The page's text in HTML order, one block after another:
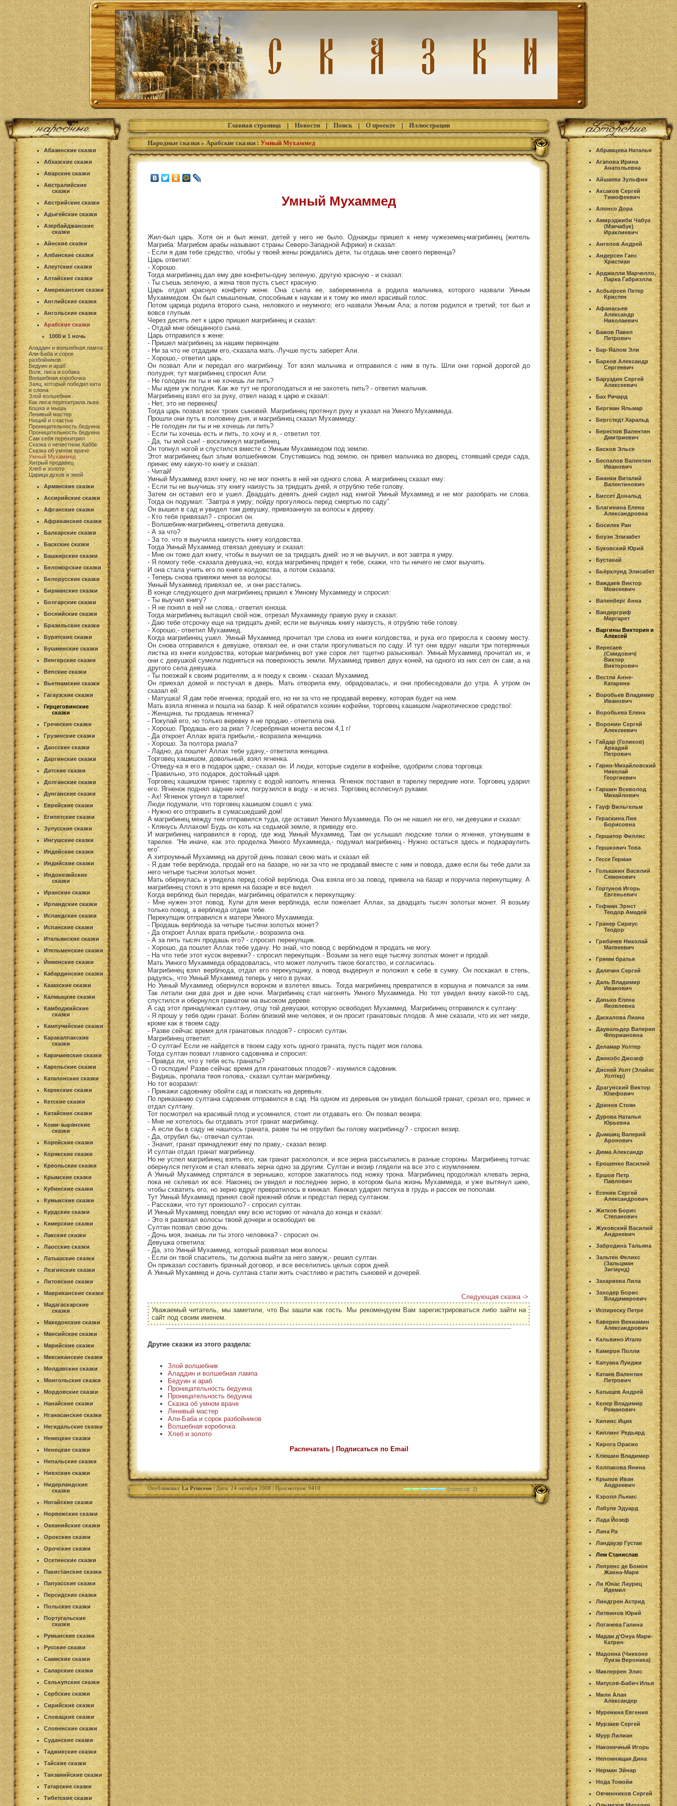
Абазинские сказки
Абхазские сказки
Аварские сказки
Австралийские
сказки
Австрийские сказки
Адыгейские сказки
Азербайджанские
сказки
Айнские сказки
Албанские сказки
Алеутские сказки
Алтайские сказки
Американские сказки
Английские сказки
Ангольские сказки
Арабские сказки
1000 и 1 ночь
Аладдин и волшебная лампа
Али-Баба и сорок
разбойников
Бедуин и араб
Волк, лиса и собака
Волшебная коробочка
Заяц, который победил кита
и слона
Злой волшебник
Как лиса перехитрила льва
Кошка и мышь
Ленивый мастер
Нищий и счастье
Проницательность бедуина
Проницательность бедуина
Сам себя перехитрил
Сказка о нечестном Хаббе
Сказка об умном враче
Умный Мухаммед
Хитрый продавец
Хлеб и золото
Царица духов и змей
Армянские сказки
Ассирийские сказки
Афганские сказки
Африканские сказки
Балкарские сказки
Баскские сказки
Башкирские сказки
Беломорские сказки
Белорусские сказки
Бирманские сказки
Болгарские сказки
Боснийские сказки
Бразильские сказки
Бурятские сказки
Бушменские сказки
Венгерские сказки
Вепские сказки
Вьетнамские сказки
Гагаузские сказки
Герцеговинские
сказки
Греческие сказки
Грузинские сказки
Даосские сказки
Даргинские сказки
Датские сказки
Долганские сказки
Дунганские сказки
Еврейские сказки
Египетские сказки
Зулусские сказки
Ингушские сказки
Индейские сказки
Индийские сказки
Индонезийские
сказки
Иранские сказки
Ирландские сказки
Исландские сказки
Испанские сказки
Итальянские сказки
Ительменские сказки
Йеменские сказки
Кабардинские сказки
Казахские сказки
Калмыцкие сказки
Камбоджийские
сказки
Кампучийские сказки
Каракалпакские
сказки
Карачаевские сказки
Карельские сказки
Каталонские сказки
Керекские сказки
Кетские сказки
Китайские сказки
Коми-зырянские
сказки
Корейские сказки
Корякские сказки
Креольские сказки
Крымские сказки
Кубинские сказки
Кумыкские сказки
Курдские сказки
Кхмерские сказки
Лакские сказки
Лаосские сказки
Латышские сказки
Лезгинские сказки
Литовские сказки
Мавриканские сказки
Мадагаскарские
сказки
Македонские сказки
Мансийские сказки
Марийские сказки
Мексиканские сказки
Молдавские сказки
Монгольские сказки
Мордовские сказки
Нанайские сказки
Нганасанские сказки
Негидальские сказки
Немецкие сказки
Ненецкие сказки
Непальские сказки
Нивхские сказки
Нидерландские
сказки
Ногайские сказки
Норвежские сказки
Океанийские сказки
Орокские сказки
Орочские сказки
Осетинские сказки
Пакистанские сказки
Папуасские сказки
Персидские сказки
Польские сказки
Португальские
сказки
Румынские сказки
Русские сказки
Саамские сказки
Саларские сказки
Селькупские сказки
Сербские сказки
Сирийские сказки
Словацкие сказки
Словенские сказки
Суданские сказки
Таджикские сказки
Тайские сказки
Танзанийские сказки
Татарские сказки
Тибетские сказки
Главная страница| Новости| Поиск| О проекте| Иллюстрации
Народные сказки » Арабские сказки : Умный Мухаммед
Умный Мухаммед
Жил-был царь. Хотя он и был женат, детей у него не было. Однажды пришел к нему чужеземец-магрибинец (житель
Магриба: Магрибом арабы называют страны Северо-Западной Африки) и сказал:
- Если я дам тебе средство, чтобы у твоей жены рождались дети, ты отдашь мне своего первенца?
Царь ответил:
- Хорошо.
Тогда магрибинец дал ему две конфеты-одну зеленую, другую красную - и сказал:
- Ты съешь зеленую, а жена твоя пусть съест красную.
Царь отдал красную конфету жене. Она съела ее, забеременела а родила мальчика, которого назвали Умным
Мухаммедом. Он был смышленым, способным к наукам и к тому же имел красивый голос.
Потом царица родила второго сына, неловкого и неумного; его назвали Умным Ала; а потом родился и третий; тот был и
вовсе глупым.
Через десять лет к царю пришел магрибинец и сказал:
- Отдай мне обещанного сына.
Царь отправился к жене:
- Пришел магрибинец за нашим первенцем.
- Ни за что не отдадим его,-сказала мать.-Лучше пусть заберет Али.
- Хорошо,- ответил царь.
Он позвал Али и передал его магрибинцу. Тот взял мальчика и отправился с ним в путь. Шли они горной дорогой до
полудня; тут магрибинец спросил Али:
- Не голоден ли ты и не хочешь ли пить?
- Мы идем уж полдня. Как же тут не проголодаться и не захотеть пить? - ответил мальчик.
Магрибинец взял его за руку, отвел назад к царю и сказал:
- Нет, это не первенец!
Тогда царь позвал всех троих сыновей. Магрибинец протянул руку и указал на Умного Мухаммеда.
Прошли они путь в половину дня, и магрибинец сказал Мухаммеду:
- Не голоден ли ты и не хочешь ли пить?
- Если ты хочешь есть и пить, то хочу и я, - ответил тот.
- Да, ты мой сын! - воскликнул магрибинец.
Он топнул ногой и спустился вместе с Умным Мухаммедом под землю.
Этот магрибинец был злым волшебником. Спустившись под землю, он привел мальчика во дворец, стоявший среди сада,
принес ему какую-то книгу и сказал:
- Читай!
Умный Мухаммед взял книгу, но не мог понять в ней ни одного слова. А магрибинец сказал ему:
- Если ты не выучишь эту книгу наизусть за тридцать дней, я отрублю тебе голову.
Затем он оставил его и ушел. Двадцать девять дней сидел над книгой Умный Мухаммед и не мог разобрать ни слова.
Тогда он подумал: “Завтра я умру; пойду прогуляюсь перед смертью по саду”.
Он вышел в сад и увидел там девушку, привязанную за волосы к дереву.
- Кто тебя привязал? - спросил он.
- Волшебник-магрибинец,-ответила девушка.
- А за что?
- За то. что я выучила наизусть книгу колдовства.
Тогда Умный Мухаммед отвязал девушку и сказал:
- Мне он тоже дал книгу, чтобы я выучил ее за тридцать дней: но я не выучил, и вот завтра я умру.
- Я помогу тебе.-сказала девушка,-но, когда магрибинец придет к тебе, скажи, что ты ничего не смог выучить.
И она стала учить его по книге колдовства, а потом сказала:
- Теперь снова привяжи меня за волосы.
Умный Мухаммед привязал ее, .и они расстались.
В конце следующего дня магрибинец пришел к Умному Мухаммеду и спросил:
- Ты выучил книгу?
- Я не понял в ней ни слова,- ответил юноша.
Тогда магрибинец вытащил свой нож, отрезал Мухаммеду правую руку и сказал:
- Даю тебе отсрочку еще на тридцать дней; если не выучишь книгу наизусть, я отрублю тебе голову.
- Хорошо,- ответил Мухаммед.
Когда магрибинец ушел. Умный Мухаммед прочитал три слова из книги колдовства, и рука его приросла к своему месту.
Он снова отправился к девушке, отвязал ее, и они стали прогуливаться по саду. И тут они вдруг нашли три потерянных
листка из книги колдовства, которые магрибинец вот уже сорок лет тщетно разыскивал. Умный Мухаммед прочитал их, и
они с девушкой сумели подняться на поверхность земли. Мухаммед привел двух коней, на одного из них сел он сам, а на
другого села девушка.
- Ты поезжай к своим родителям, а я поеду к своим.- сказал Мухаммед.
Он приехал домой и постучал в дверь. Мать отворила ему, обрадовалась, и они пробеседовали до утра. А утром он
сказал ей:
- Матушка! Я дам тебе ягненка; продай его, но ни за что не продавай веревку, которая будет на нем.
Мать взяла ягненка и пошла на базар. К ней обратился хозяин кофейни, торговец хашишом /наркотическое средство/:
- Женщина, ты продаешь ягненка?
- Покупай его, но только веревку я не продаю,- ответила она.
- Хорошо. Продашь его за риал ? /серебряная монета весом 4,1 г/
- Да откроет Аллах врата прибыли,- возразила женщина.
- Хорошо. За полтора риала?
- Ладно, да пошлет Аллах тебе удачу,- ответила женщина.
Торговец хашишом, довольный, взял ягненка.
- Отведу-ка я его в подарок царю,- сказал он. И люди, которые сидели в кофейне, одобрили слова торговца:
- Правильно, это подарок, достойный царя.
Торговец хашишом принес тарелку с водой напоить ягненка. Ягненок поставил в тарелку передние ноги. Торговец ударил
его. Ягненок поднял задние ноги, погрузился в воду - и исчез. Торговец всплеснул руками:
- Ах! Ягненок утонул в тарелке!
Люди подумали, что торговец хашишом сошел с ума:
- Нужно его отправить в сумасшедший дом!
А магрибинец между тем отправился туда, где оставил Умного Мухаммеда. По он не нашел ни его, ни девушки и сказал:
- Клянусь Аллахом! Будь он хоть на седьмой земле, я приведу его.
И магрибинец направился в город, где жид Умный Мухаммед. Там он услышал людские толки о ягненке, утонувшем в
тарелке. “Не иначе, как это проделка Умного Мухаммеда,- подумал магрибинец.- Нужно остаться здесь и подкараулить
его”.
А хитроумный Мухаммед на другой день позвал свою мать и сказал ей:
- Я дам тебе верблюда, продай его на базаре, но ни за что не продавай вместе с ним и повода, даже если бы тебе дали за
него четыре тысячи золотых монет.
Мать обернулась и увидела перед собой верблюда. Она взяла его за повод, привела на базар и поручила перекупщику. А
магрибинец стоял в это время на базаре и все видел.
Когда верблюд был передан, магрибинец обратился к перекупщику:
- Мне нужен этот повод. Купи для меня верблюда, если пожелает Аллах, за двадцать тысяч золотых монет. Я возьму
только повод, а верблюда отдам тебе.
Перекупщик отправился к матери Умного Мухаммеда:
- Продашь верблюда за четыре тысячи золотых монет?
- Да откроет Аллах врата прибыли,- возразила она.
- А за пять тысяч продашь его? - спросил перекупщик.
- Хорошо, да пошлет Аллах тебе удачу. Но знай, что повод с верблюдом я продать не могу.
- На что тебе этот кусок веревки? - спросил перекупщик.- Возьми за него еще тысячу золотых монет и продай.
Мать Умного Мухаммеда обрадовалась, что может получить такое богатство, и согласилась.
Магрибинец взял верблюда, отдал его перекупщику, а повод выдернул и положил к себе в сумку. Он поскакал в степь,
радуясь, что Умный Мухаммед теперь у него в руках.
Но Умный Мухаммед обернулся вороном и взлетел ввысь. Тогда магрибинец превратился в коршуна и помчался за ним.
Так летали они два дня и две ночи. Магрибинец стал нагонять Умного Мухаммеда. Но тот увидел внизу какой-то сад,
спустился и обернулся гранатом на высоком дереве.
А сад этот принадлежал султану, отцу той девушки, которую освободил Мухаммед. Магрибинец отправился к султану:
- Я прошу у тебя один гранат. Болен близкий мне человек, и он просит гранатовых плодов. А мне сказали, что их нет нигде,
кроме как в твоем саду.
- Разве сейчас время для гранатовых плодов? - спросил султан.
Магрибинец ответил:
- О султан! Если не найдется в твоем саду хоть одного граната, пусть падет моя голова.
Тогда султан позвал главного садовника и спросил:
- Правда ли, что у тебя есть гранаты?
- О господин! Разве сейчас время для гранатовых плодов? - изумился садовник.
- Видишь, пропала твоя голова,- сказал султан магрибинцу.
Но тот возразил:
- Прикажи садовнику обойти сад и поискать на деревьях.
По приказанию султана садовник отправился в сад. На одном из деревьев он увидел большой гранат, срезал его, принес и
отдал султану.
Тот посмотрел на красивый плод и усомнился, стоит ли отдавать его. Он позвал везира:
- Мне не хотелось бы отдавать этот гранат магрибинцу.
- А если бы в саду не нашлось граната, разве ты не отрубил бы голову магрибинцу? - спросил везир.
- Да, отрубил бы,- отвечал султан.
- Значит, гранат принадлежит ему по праву,- сказал везир.
И султан отдал гранат магрибинцу.
Но не успел магрибинец взять его, как гранат раскололся, и все зерна рассыпались в разные стороны. Магрибинец тотчас
обернулся петухом и стал клевать зерна одно за другим. Султан и везир глядели на все это с изумлением.
А Умный Мухаммед спрятался в зернышко, которое закатилось под ножку трона. Магрибинец продолжал клевать зерна,
пока не склевал их все. Наконец он увидел и последнее зерно, в котором была жизнь Мухаммеда, и уже вытянул шею,
чтобы схватить его, но зерно вдруг превратилось в кинжал. Кинжал ударил петуха в грудь и рассек ее пополам.
Тут Умный Мухаммед принял свой прежний облик и предстал перед султаном.
- Расскажи, что тут произошло? - спросил султан.
И Умный Мухаммед поведал ему всю историю от начала до конца и сказал:
- Это я развязал волосы твоей дочери и освободил ее.
Султан позвал свою дочь.
- Дочь моя, знаешь ли ты этого человека? - спросил он.
Девушка ответила:
- Да, это Умный Мухаммед, который развязал мои волосы.
- Если он твой спаситель, ты должна выйти за него замуж,- решил султан.
Он приказал составить брачный договор, и все веселились целых сорок дней.
А Умный Мухаммед и дочь султана стали жить счастливо и растить сыновей и дочерей.
Следующая сказка ->
Уважаемый читатель, мы заметили, что Вы зашли как гость. Мы рекомендуем Вам зарегистрироваться либо зайти на
сайт под своим именем.
Другие сказки из этого раздела:
Злой волшебник
Аладдин и волшебная лампа
Бедуин и араб
Проницательность бедуина
Проницательность бедуина
Сказка об умном враче
Ленивый мастер
Али-Баба и сорок разбойников
Волшебная коробочка
Хлеб и золото
Распечатать | Подписаться по Email
Опубликовал:La Princesse| Дата: 24 октября 2008 | Просмотров: 9410 (голосов: 2)
Абрамцева Наталья
Агапова Ирина
Анатольевна
Айшаева Зульфия
Аксаков Сергей
Тимофеевич
Алонсо Дора
Амирэджиби Чабуа
(Мзечабук)
Ираклиевич
Ангелов Андрей
Андерсен Ганс
Христиан
Арджилли Марчелло,
Парка Габриэлла
Асбьерсен Петер
Кристен
Афанасьев
Александр
Николаевич
Бажов Павел
Петрович
Бар-Яалом Эли
Барков Александр
Сергеевич
Баруздин Сергей
Алексеевич
Бах Ричард
Бергман Яльмар
Бергстедт Харальд
Берестов Валентин
Дмитриевич
Бесков Эльсе
Беспалов Валентин
Иванович
Бианки Виталий
Валентинович
Биссет Дональд
Благинина Елена
Александровна
Босилек Ран
Боуэн Элизабет
Буковский Юрий
Бустанай
Бьёрклунд Элисабет
Важдаев Виктор
Моисеевич
Валенберг Анна
Вандергриф
Маргарет
Варгины Виктория и
Алексей
Вересаев
(Смидович)
Виктор
Викторович
Вестли Анне-
Катарина
Воробьев Владимир
Иванович
Воробьева Елена
Воронин Сергей
Алексеевич
Гайдар (Голиков)
Аркадий
Петрович
Гарин-Михайловский
Николай
Георгиевич
Гаршин Всеволод
Михайлович
Гауф Вильгельм
Гераскина Лия
Борисовна
Гершатор Филлис
Гершкович Това
Гессе Герман
Голышкин Василий
Семенович
Гортунов Игорь
Евгеньевич
Гофман Эрнст
Теодор Амадей
Гранер Сириус
Теодор
Грибачев Николай
Матвеевич
Гримм братья
Далечин Сергей
Даль Владимир
Иванович
Данько Елена
Яковлевна
Даскалова Лиана
Даувальдер Валерия
Флориановна
Деламар Уолтер
Джекобс Джозеф
Дисней Уолт (Элайас
Уолтер)
Драгунский Виктор
Юзефович
Дринов Стоян
Дурова Наталья
Юрьевна
Дымшиц Валерий
Аронович
Дюма Александр
Ерошенко Василий
Ершов Петр
Павлович
Есенин Сергей
Александрович
Житков Борис
Степанович
Жуковский Василий
Андреевич
Забродина Тальяна
Зальтен Феликс
(Зальцман
Зигмунд)
Захариева Лила
Заходер Борис
Владимирович
Испиреску Петре
Каверин Вениамин
Александрович
Кальвино Итало
Камерон Полли
Капуана Луиджи
Катаев Валентин
Петрович
Катыщев Андрей
Келер Владимир
Романович
Кипинс Ицик
Киплинг Редьярд
Кирога Орасио
Клюшин Владимир
Колпакова Янина
Крылов Иван
Андреевич
Кэролл Льюис
Лабуле Эдуард
Лада Йозеф
Лана Ра
Ландауэр Густав
Лем Станислав
Лепренс де Бомон
Жанна-Мари
Ли Юнас Лауриц
Идемил
Линдгрен Астрид
Литвинов Юрий
Логачева Галина
Мадам д'Онуа Мари-
Катрин
Мадонна (Чикконе
Луиза Вероника)
Маклеррен Элис
Матусов-Бабич Илья
Милн Алан
Александер
Муренина Евгения
Мурзаев Сергей
Муур Лилиан
Наконечный Игорь
Непомнящая Дина
Нерман Эйнар
Нода Томойи
Овчинников Сергей